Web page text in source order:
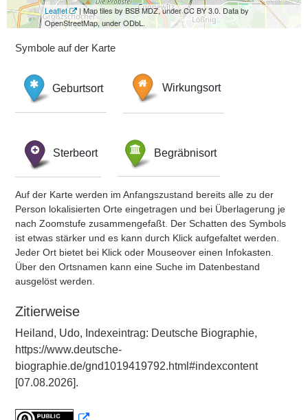
Leaflet
| Map tiles by BSB MDZ, under CC BY 3.0. Data by
OpenStreetMap, under ODbL.
Symbole auf der Karte
Geburtsort Wirkungsort
Sterbeort Begräbnisort
Auf der Karte werden im Anfangszustand bereits alle zu der
Person lokalisierten Orte eingetragen und bei Überlagerung je
nach Zoomstufe zusammengefaßt. Der Schatten des Symbols
ist etwas stärker und es kann durch Klick aufgefaltet werden.
Jeder Ort bietet bei Klick oder Mouseover einen Infokasten.
Über den Ortsnamen kann eine Suche im Datenbestand
ausgelöst werden.
Zitierweise
Heiland, Udo, Indexeintrag: Deutsche Biographie,
https://www.deutsche-
biographie.de/gnd1019419792.html#indexcontent
[07.08.2026].